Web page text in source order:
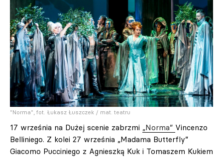
"Norma", fot. Łukasz Łuszczek / mat. teatru
17 września na Dużej scenie zabrzmi „Norma” Vincenzo
Belliniego. Z kolei 27 września „Madama Butterfly”
Giacomo Pucciniego z Agnieszką Kuk i Tomaszem Kukiem